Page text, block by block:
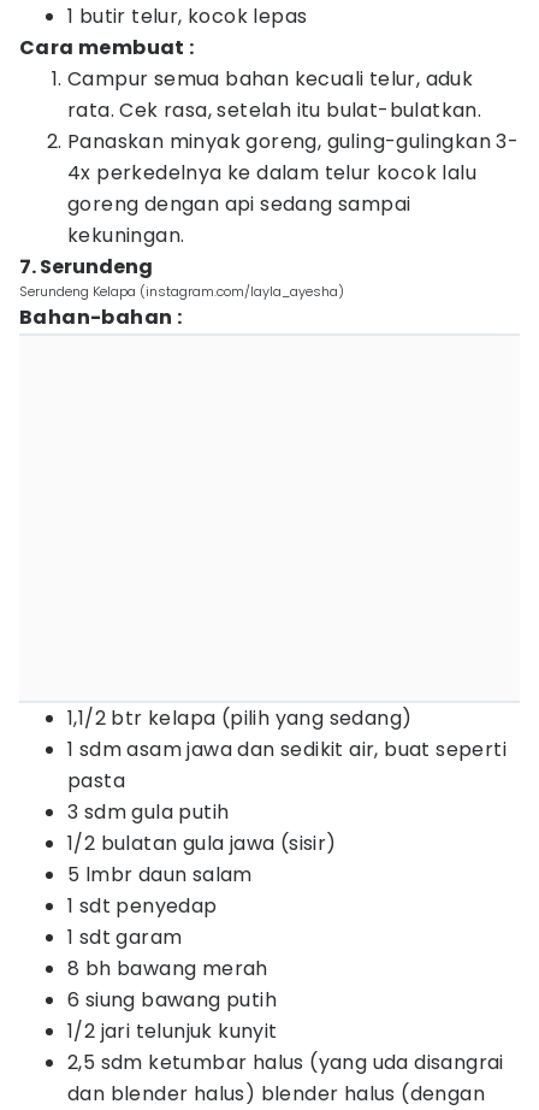
1 butir telur, kocok lepas
Cara membuat :
Campur semua bahan kecuali telur, aduk
rata. Cek rasa, setelah itu bulat-bulatkan.
Panaskan minyak goreng, guling-gulingkan 3-
4x perkedelnya ke dalam telur kocok lalu
goreng dengan api sedang sampai
kekuningan.
7. Serundeng
Serundeng Kelapa (instagram.com/layla_ayesha)
Bahan-bahan :
1,1/2 btr kelapa (pilih yang sedang)
1 sdm asam jawa dan sedikit air, buat seperti
pasta
3 sdm gula putih
1/2 bulatan gula jawa (sisir)
5 lmbr daun salam
1 sdt penyedap
1 sdt garam
8 bh bawang merah
6 siung bawang putih
1/2 jari telunjuk kunyit
2,5 sdm ketumbar halus (yang uda disangrai
dan blender halus) blender halus (dengan